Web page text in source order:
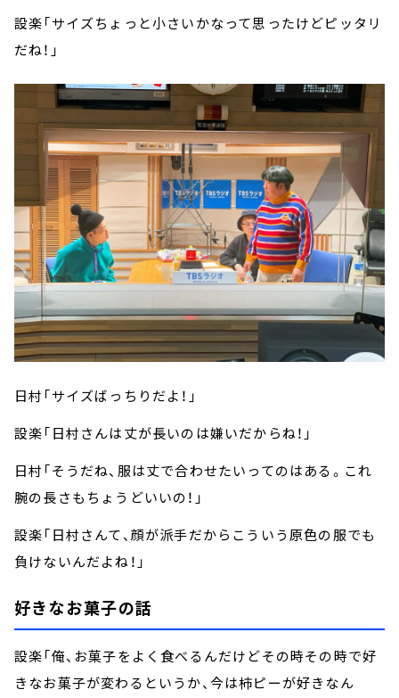
設楽「サイズちょっと小さいかなって思ったけどピッタリ
だね！」
日村「サイズばっちりだよ！」
設楽「日村さんは丈が長いのは嫌いだからね！」
日村「そうだね、服は丈で合わせたいってのはある。これ
腕の長さもちょうどいいの！」
設楽「日村さんて、顔が派手だからこういう原色の服でも
負けないんだよね！」
好きなお菓子の話
設楽「俺、お菓子をよく食べるんだけどその時その時で好
きなお菓子が変わるというか、今は柿ピーが好きなん